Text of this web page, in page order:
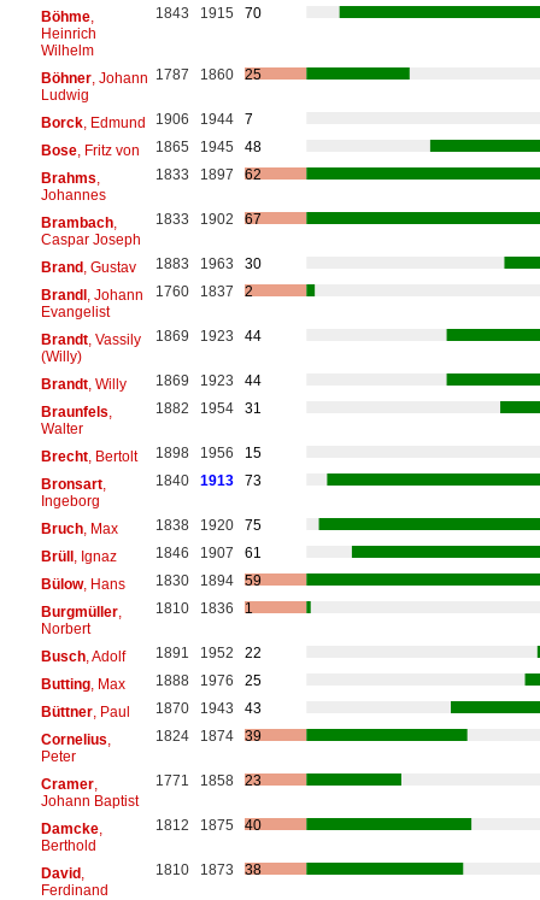
Böhme,
Heinrich
Wilhelm
1843 1915 70
Böhner, Johann
Ludwig
1787 1860 25
Borck, Edmund 1906 1944
7
Bose, Fritz von 1865 1945
48
Brahms
Johannes
1833 1897 62
Brambach,
Caspar Joseph
1833 1902 67
Brand, Gustav 1883 1963
30
Brandl, Johann
Evangelist
1760 1837 2
Brandt, Vassily
(Willy)
1869 1923 44
Brandt, Willy 1869 1923
44
Braunfels
Walter
1882 1954 31
Brecht, Bertolt 1898 1956
15
Bronsart,
Ingeborg
1840 1913 73
Bruch, Max 1838 1920
75
Brüll, Ignaz 1846 1907
61
Bülow, Hans 1830 1894
59
Burgmüller,
Norbert
1810 1836 1
Busch, Adolf 1891 1952
22
Butting, Max 1888 1976
25
Büttner, Paul 1870 1943
43
Cornelius
Peter
1824 1874 39
Cramer,
Johann Baptist
1771 1858 23
Damcke,
Berthold
1812 1875 40
David,
Ferdinand
1810 1873 38